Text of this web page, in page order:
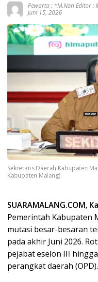
Pewarta : *M.Nan Editor :
Juni 15, 2026
Sekretaris Daerah Kabupaten
Kabupaten Malang)
SUARAMALANG.COM,
Pemerintah Kabupaten
mutasi besar-besaran
pada akhir Juni 2026.
pejabat eselon III
perangkat daerah (OPD).